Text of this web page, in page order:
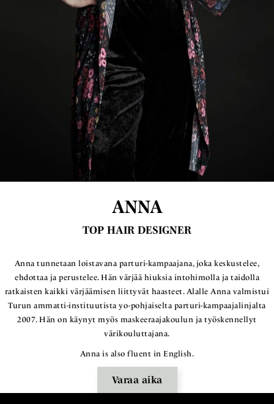
ANNA
TOP HAIR DESIGNER
Anna tunnetaan loistavana parturi-kampaajana, joka keskustelee,
ehdottaa ja perustelee. Hän värjää hiuksia intohimolla ja taidolla
ratkaisten kaikki värjäämisen liittyvät haasteet. Alalle Anna valmistui
Turun ammatti-instituutista yo-pohjaiselta parturi-kampaajalinjalta
2007. Hän on käynyt myös maskeeraajakoulun ja työskennellyt
värikouluttajana.
Anna is also fluent in English.
Varaa aika